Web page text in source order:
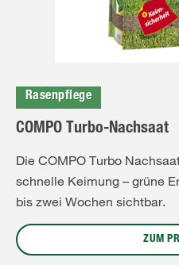
Rasenpflege
COMPO Turbo-Nachsaat
Die COMPO Turbo
schnelle Keimung – grüne
bis zwei Wochen sichtbar.
ZUM